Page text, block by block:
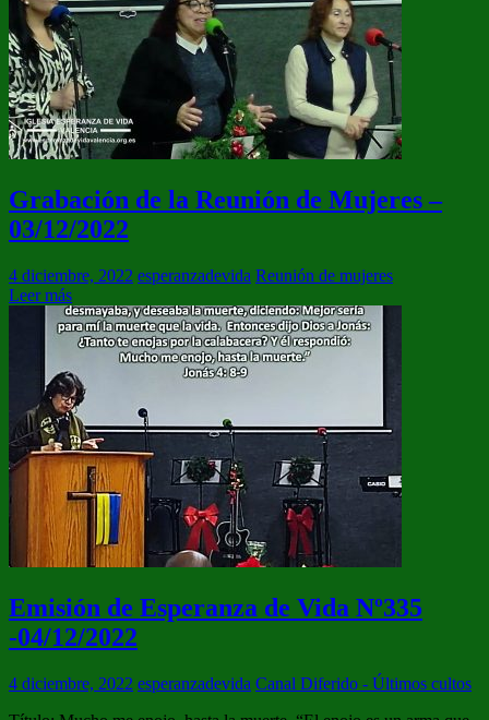
Grabación de la Reunión de Mujeres –
03/12/2022
4 diciembre, 2022 esperanzadevida Reunión de mujeres
Leer más
Emisión de Esperanza de Vida Nº335
-04/12/2022
4 diciembre, 2022 esperanzadevida Canal Diferido - Últimos cultos